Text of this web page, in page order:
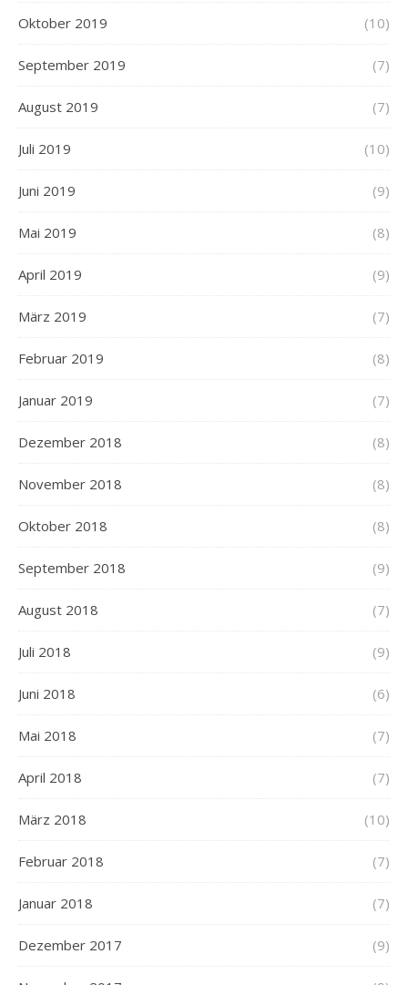
Oktober 2019 (10)
September 2019 (7)
August 2019 (7)
Juli 2019 (10)
Juni 2019 (9)
Mai 2019 (8)
April 2019 (9)
März 2019 (7)
Februar 2019 (8)
Januar 2019 (7)
Dezember 2018 (8)
November 2018 (8)
Oktober 2018 (8)
September 2018 (9)
August 2018 (7)
Juli 2018 (9)
Juni 2018 (6)
Mai 2018 (7)
April 2018 (7)
März 2018 (10)
Februar 2018 (7)
Januar 2018 (7)
Dezember 2017 (9)